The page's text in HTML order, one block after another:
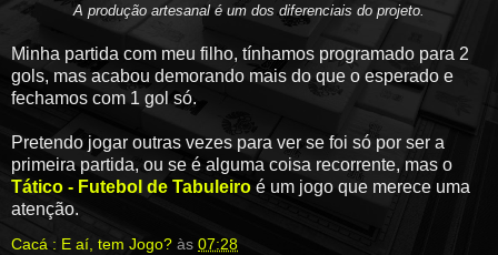
A produção artesanal é um dos diferenciais do projeto.
Minha partida com meu filho, tínhamos programado para 2
gols, mas acabou demorando mais do que o esperado e
fechamos com 1 gol só.
Pretendo jogar outras vezes para ver se foi só por ser a
primeira partida, ou se é alguma coisa recorrente, mas o
Tático - Futebol de Tabuleiro é um jogo que merece uma
atenção.
Cacá : E aí, tem Jogo? às 07:28